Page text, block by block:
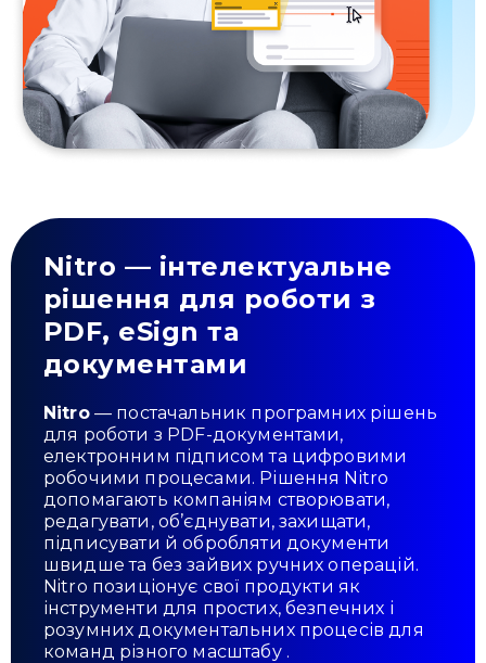
Nitro — інтелектуальне
рішення для роботи з
PDF, eSign та
документами
Nitro— постачальник програмних рішень
для роботи з PDF-документами,
електронним підписом та цифровими
робочими процесами. Рішення Nitro
допомагають компаніям створювати,
редагувати, об’єднувати, захищати,
підписувати й обробляти документи
швидше та без зайвих ручних операцій.
Nitro позиціонує свої продукти як
інструменти для простих, безпечних і
розумних документальних процесів для
команд різного масштабу .